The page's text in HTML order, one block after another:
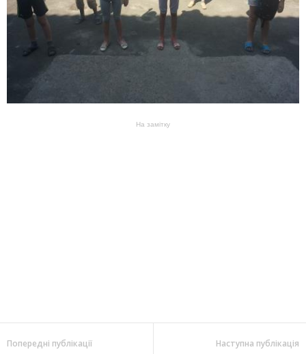
На замітку
Попередні публікації Наступна публікація